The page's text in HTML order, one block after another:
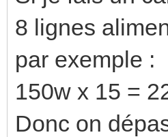
8 lignes
par exemple :
150w x 15 =
Donc on